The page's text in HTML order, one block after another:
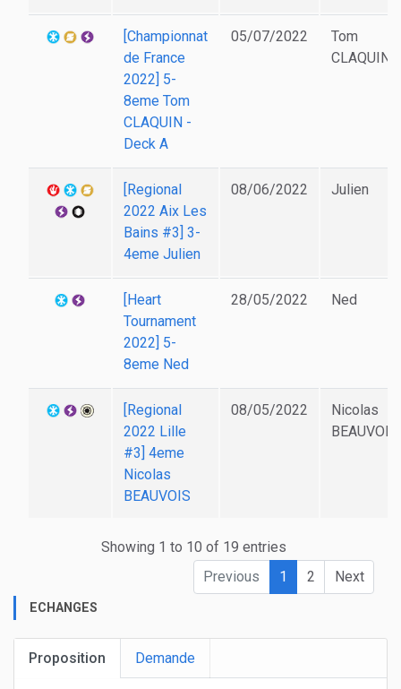
[Championnat
de France
2022] 5-
8eme Tom
CLAQUIN -
Deck A
05/07/2022
Tom
CLAQUIN
[Regional
2022 Aix Les
Bains #3] 3-
4eme Julien
08/06/2022 Julien
[Heart
Tournament
2022] 5-
8eme Ned
28/05/2022 Ned
[Regional
2022 Lille
#3] 4eme
Nicolas
BEAUVOIS
08/05/2022
Nicolas
BEAUVOIS
Showing 1 to 10 of 19 entries
Previous
1 2 Next
ECHANGES
Proposition Demande